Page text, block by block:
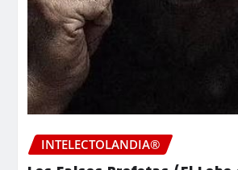
INTELECTOLANDIA®